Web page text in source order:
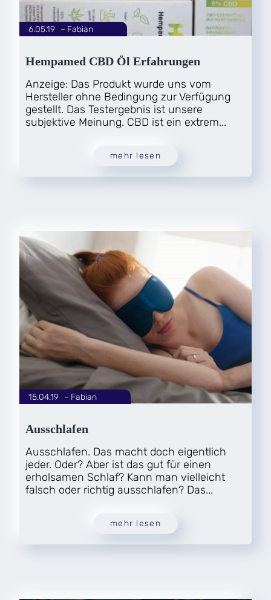
Hempamed CBD Öl Erfahrungen
Fabian
6.05.19
Anzeige: Das Produkt wurde uns vom
Hersteller ohne Bedingung zur Verfügung
gestellt. Das Testergebnis ist unsere
subjektive Meinung. CBD ist ein extrem...
mehr lesen
Ausschlafen
Fabian
15.04.19
Ausschlafen. Das macht doch eigentlich
jeder. Oder? Aber ist das gut für einen
erholsamen Schlaf? Kann man vielleicht
falsch oder richtig ausschlafen? Das...
mehr lesen